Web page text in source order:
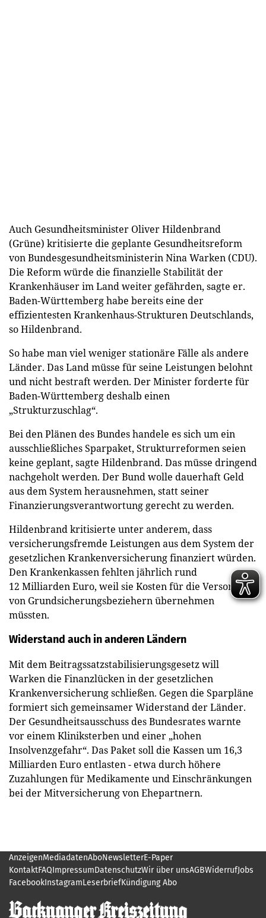
Auch Gesundheitsminister Oliver Hildenbrand
(Grüne) kritisierte die geplante Gesundheitsreform
von Bundesgesundheitsministerin Nina Warken (CDU).
Die Reform würde die finanzielle Stabilität der
Krankenhäuser im Land weiter gefährden, sagte er.
Baden-Württemberg habe bereits eine der
effizientesten Krankenhaus-Strukturen Deutschlands,
so Hildenbrand.
So habe man viel weniger stationäre Fälle als andere
Länder. Das Land müsse für seine Leistungen belohnt
und nicht bestraft werden. Der Minister forderte für
Baden-Württemberg deshalb einen
„Strukturzuschlag“.
Bei den Plänen des Bundes handele es sich um ein
ausschließliches Sparpaket, Strukturreformen seien
keine geplant, sagte Hildenbrand. Das müsse dringend
nachgeholt werden. Der Bund wolle dauerhaft Geld
aus dem System herausnehmen, statt seiner
Finanzierungsverantwortung gerecht zu werden.
Hildenbrand kritisierte unter anderem, dass
versicherungsfremde Leistungen aus dem System der
gesetzlichen Krankenversicherung finanziert würden.
Den Krankenkassen fehlten jährlich rund
12 Milliarden Euro, weil sie Kosten für die Versorgung
von Grundsicherungsbeziehern übernehmen
müssten.
Widerstand auch in anderen Ländern
Mit dem Beitragssatzstabilisierungsgesetz will
Warken die Finanzlücken in der gesetzlichen
Krankenversicherung schließen. Gegen die Sparpläne
formiert sich gemeinsamer Widerstand der Länder.
Der Gesundheitsausschuss des Bundesrates warnte
vor einem Kliniksterben und einer „hohen
Insolvenzgefahr“. Das Paket soll die Kassen um 16,3
Milliarden Euro entlasten - etwa durch höhere
Zuzahlungen für Medikamente und Einschränkungen
bei der Mitversicherung von Ehepartnern.
AnzeigenMediadatenAboNewsletterE-Paper
KontaktFAQImpressumDatenschutzWir über unsAGBWiderrufJobs
FacebookInstagramLeserbriefKündigung Abo